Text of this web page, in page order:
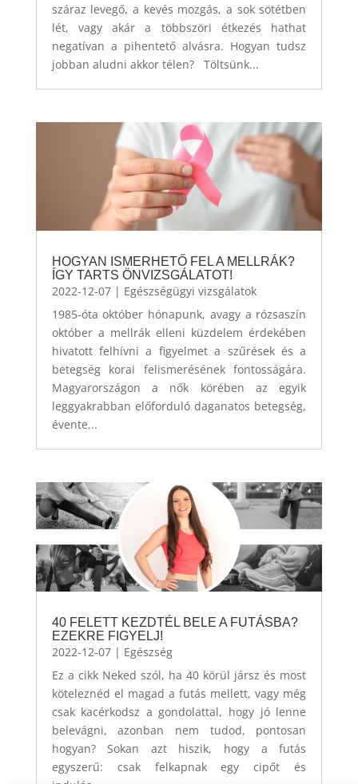
száraz levegő, a kevés mozgás, a sok sötétben
lét, vagy akár a többszöri étkezés hathat
negatívan a pihentető alvásra. Hogyan tudsz
jobban aludni akkor télen? Töltsünk...
HOGYAN ISMERHETŐ FEL A MELLRÁK?
ÍGY TARTS ÖNVIZSGÁLATOT!
2022-12-07| Egészségügyi vizsgálatok
1985-óta október hónapunk, avagy a rózsaszín
október a mellrák elleni küzdelem érdekében
hivatott felhívni a figyelmet a szűrések és a
betegség korai felismerésének fontosságára.
Magyarországon a nők körében az egyik
leggyakrabban előforduló daganatos betegség,
évente...
40 FELETT KEZDTÉL BELE A FUTÁSBA?
EZEKRE FIGYELJ!
2022-12-07| Egészség
Ez a cikk Neked szól, ha 40 körül jársz és most
köteleznéd el magad a futás mellett, vagy még
csak kacérkodsz a gondolattal, hogy jó lenne
belevágni, azonban nem tudod, pontosan
hogyan? Sokan azt hiszik, hogy a futás
egyszerű: csak felkapnak egy cipőt és